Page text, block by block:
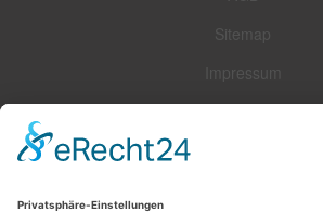
Sitemap
Impressum
Widerrufsrecht